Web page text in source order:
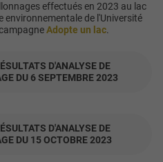
effectués en 2023 au lac
environnementale de l'Université
Adopte un lac.
D'ANALYSE DE
DU 6 SEPTEMBRE 2023
D'ANALYSE DE
DU 15 OCTOBRE 2023